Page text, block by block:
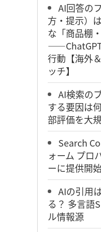
AI回答の
方・提示）
な「商品棚
行動【海外
ッチ】
AI検索の
する要因は
部評価を大
Search
ォーム プロ
ーに提供開
AIの引用
る？ 多言語
ル情報源